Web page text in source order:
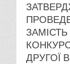
ДРУГОЇ